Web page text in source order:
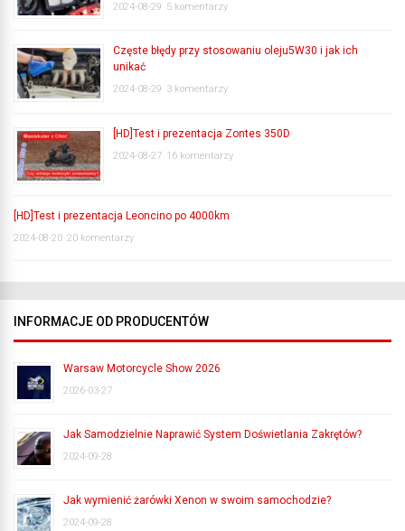
2024-08-29 5 komentarzy
Częste błędy przy stosowaniu oleju5W30 i jak ich
unikać
2024-08-29 3 komentarzy
[HD]Test i prezentacja Zontes 350D
2024-08-27 16 komentarzy
[HD]Test i prezentacja Leoncino po 4000km
2024-08-20 20 komentarzy
INFORMACJE OD PRODUCENTÓW
Warsaw Motorcycle Show 2026
2026-03-27
Jak Samodzielnie Naprawić System Doświetlania Zakrętów?
2024-09-28
Jak wymienić żarówki Xenon w swoim samochodzie?
2024-09-28